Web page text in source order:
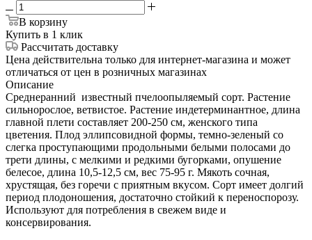
В корзину
Купить в 1 клик
Рассчитать доставку
Цена действительна только для интернет-магазина и может
отличаться от цен в розничных магазинах
Описание
Среднеранний известный пчелоопыляемый сорт. Растение
сильнорослое, ветвистое. Растение индетерминантное, длина
главной плети составляет 200-250 см, женского типа
цветения. Плод эллипсовидной формы, темно-зеленый со
слегка проступающими продольными белыми полосами до
трети длины, с мелкими и редкими бугорками, опушение
белесое, длина 10,5-12,5 см, вес 75-95 г. Мякоть сочная,
хрустящая, без горечи с приятным вкусом. Сорт имеет долгий
период плодоношения, достаточно стойкий к переноспорозу.
Используют для потребления в свежем виде и
консервирования.